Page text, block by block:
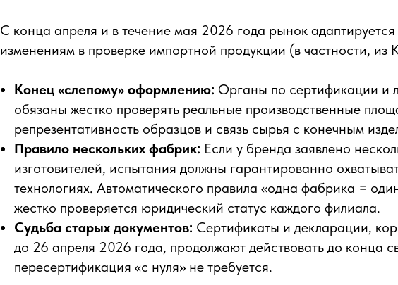
С конца апреля и в течение мая 2026 года рынок адаптируется
изменениям в проверке импортной продукции (в частности, из
Конец «слепому» оформлению: Органы по сертификации и
обязаны жестко проверять реальные производственные
репрезентативность образцов и связь сырья с конечным
Правило нескольких фабрик: Если у бренда заявлено
изготовителей, испытания должны гарантированно
технологиях. Автоматического правила «одна фабрика =
жестко проверяется юридический статус каждого филиала.
Судьба старых документов: Сертификаты и декларации,
до 26 апреля 2026 года, продолжают действовать до конца
пересертификация «с нуля» не требуется.